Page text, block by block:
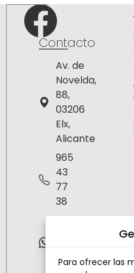
Para ofrecer las
Contacto
Av. de
Novelda,
88,
03206
Elx,
Alicante
965
43
77
38
630
91